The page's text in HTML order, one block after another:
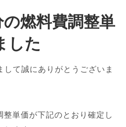
i
o
燃料費調整単
した
して誠にありがとうございま
単価が下記のとおり確定し